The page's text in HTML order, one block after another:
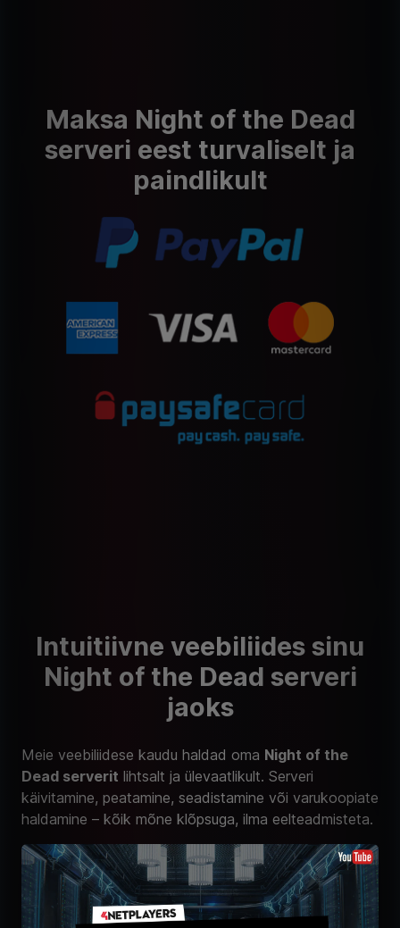
Maksa Night of the Dead
serveri eest turvaliselt ja
paindlikult
Intuitiivne veebiliides sinu
Night of the Dead serveri
jaoks
Meie veebiliidese kaudu haldad oma Night of the
Dead serverit lihtsalt ja ülevaatlikult. Serveri
käivitamine, peatamine, seadistamine või varukoopiate
haldamine – kõik mõne klõpsuga, ilma eelteadmisteta.